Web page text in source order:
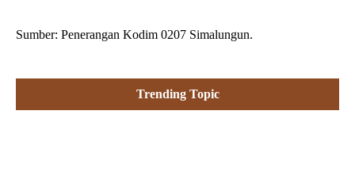
Sumber: Penerangan Kodim 0207 Simalungun.
Trending Topic